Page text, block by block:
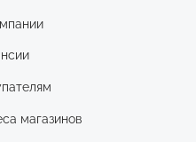
магазинов